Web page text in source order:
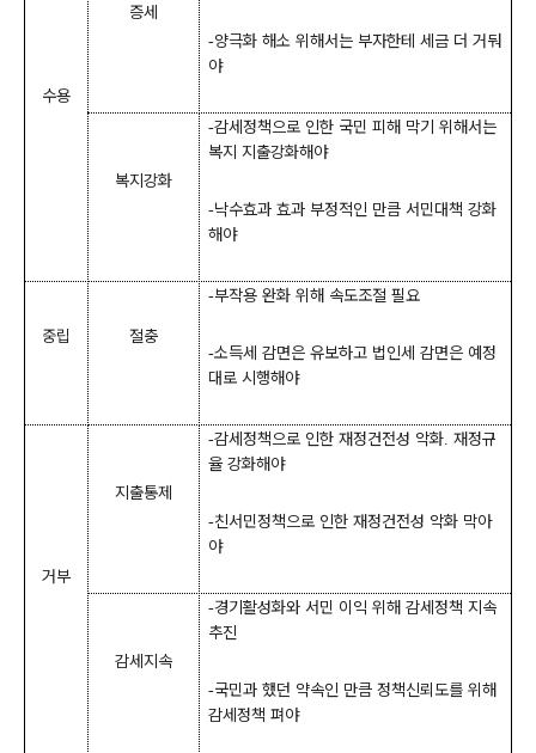
수용
증세
-양극화 해소 위해서는 부자한테 세금 더 거둬
야
복지강화
-감세정책으로 인한 국민 피해 막기 위해서는
복지 지출강화해야
-낙수효과 효과 부정적인 만큼 서민대책 강화
해야
중립 절충
-부작용 완화 위해 속도조절 필요
-소득세 감면은 유보하고 법인세 감면은 예정
대로 시행해야
거부
지출통제
-감세정책으로 인한 재정건전성 악화. 재정규
율 강화해야
-친서민정책으로 인한 재정건전성 악화 막아
야
감세지속
-경기활성화와 서민 이익 위해 감세정책 지속
추진
-국민과 했던 약속인 만큼 정책신뢰도를 위해
감세정책 펴야